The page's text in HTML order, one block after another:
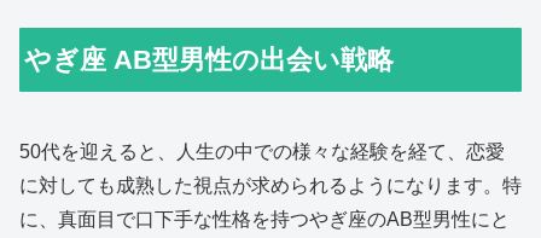
やぎ座 AB型男性の出会い戦略
50代を迎えると、人生の中での様々な経験を経て、恋愛
に対しても成熟した視点が求められるようになります。特
に、真面目で口下手な性格を持つやぎ座のAB型男性にと